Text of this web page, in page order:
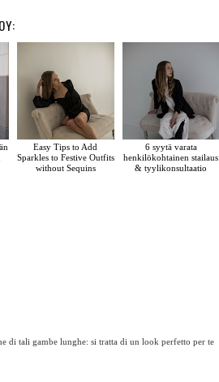
Easy Tips to Add
Sparkles to Festive Outfits
without Sequins
6 syytä varata
henkilökohtainen stailaus
& tyylikonsultaatio
di tali gambe lunghe: si tratta di un look perfetto per te